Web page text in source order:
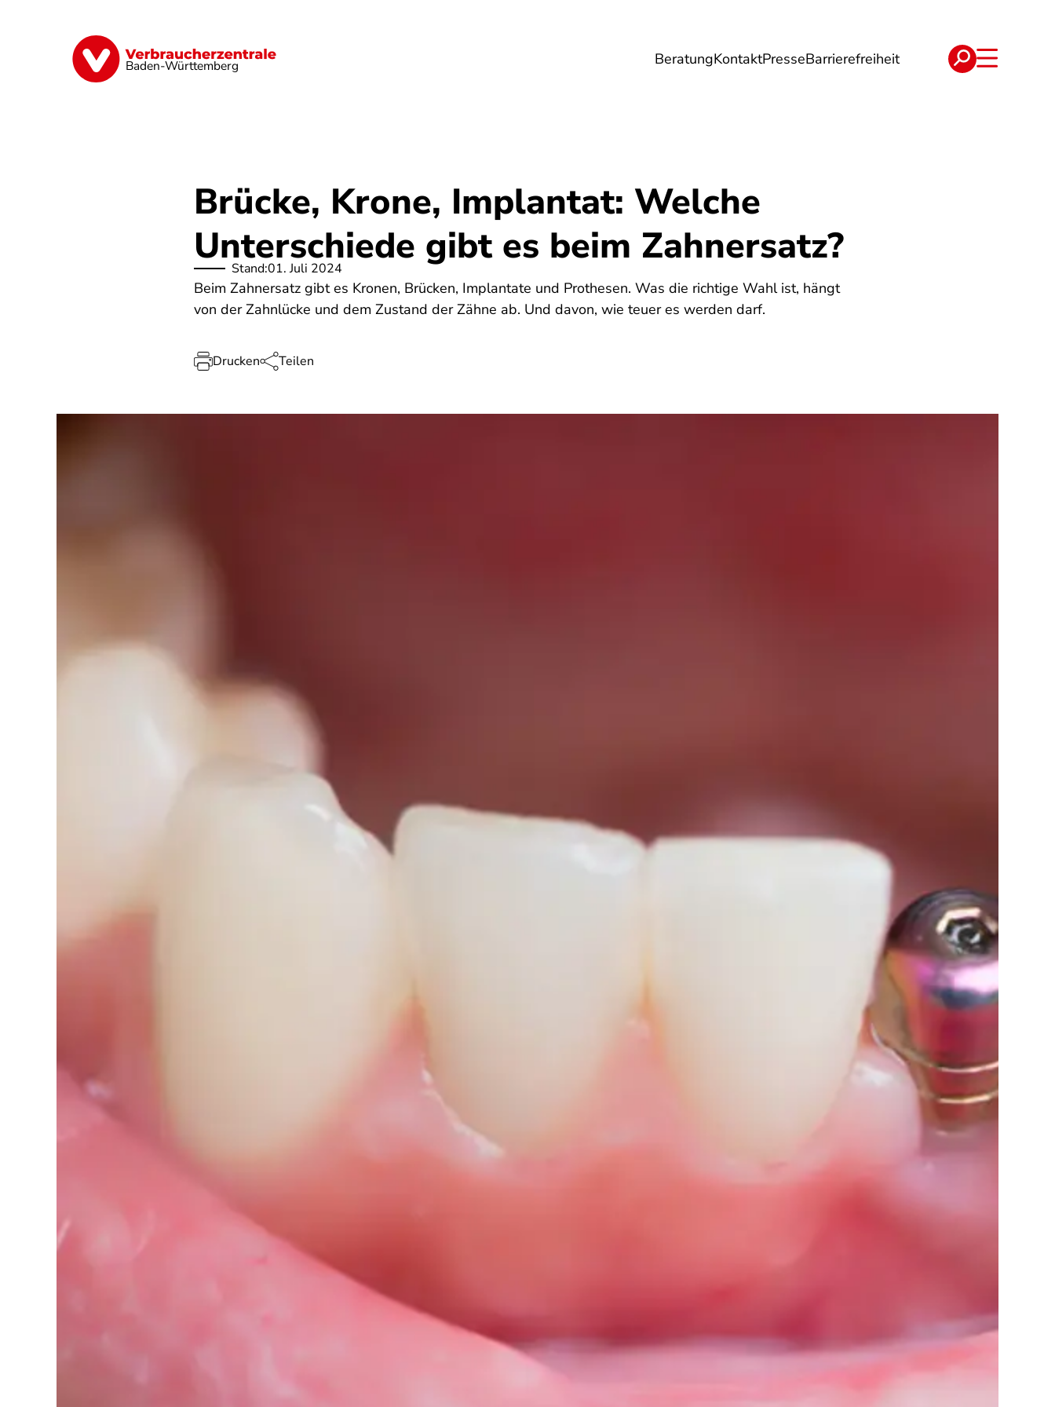
Baden-Württemberg BeratungKontaktPresseBarrierefreiheit
Geld & Versicherungen Digitales Energie Reise Verträge
Brücke, Krone, Implantat: Welche
Unterschiede gibt es beim Zahnersatz?
Stand:01. Juli 2024
Beim Zahnersatz gibt es Kronen, Brücken, Implantate und Prothesen. Was die richtige Wahl ist, hängt
von der Zahnlücke und dem Zustand der Zähne ab. Und davon, wie teuer es werden darf.
Drucken Teilen